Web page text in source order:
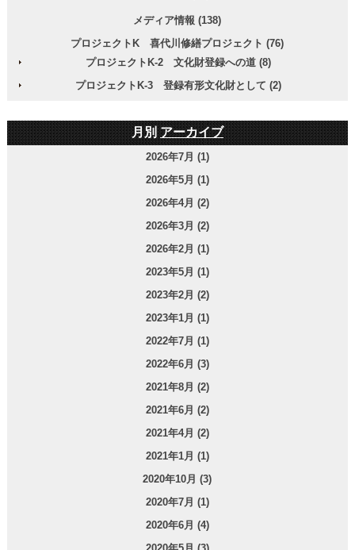
メディア情報 (138)
プロジェクトK 喜代川修繕プロジェクト (76)
プロジェクトK-2 文化財登録への道 (8)
プロジェクトK-3 登録有形文化財として (2)
月別アーカイブ
2026年7月 (1)
2026年5月 (1)
2026年4月 (2)
2026年3月 (2)
2026年2月 (1)
2023年5月 (1)
2023年2月 (2)
2023年1月 (1)
2022年7月 (1)
2022年6月 (3)
2021年8月 (2)
2021年6月 (2)
2021年4月 (2)
2021年1月 (1)
2020年10月 (3)
2020年7月 (1)
2020年6月 (4)